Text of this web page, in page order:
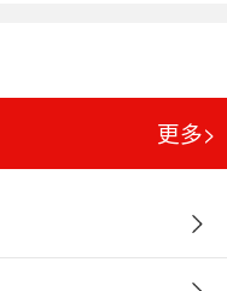
更多>